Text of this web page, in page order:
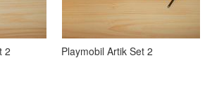
2 Playmobil Artik Set 2